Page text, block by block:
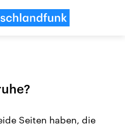
Seiten haben, die